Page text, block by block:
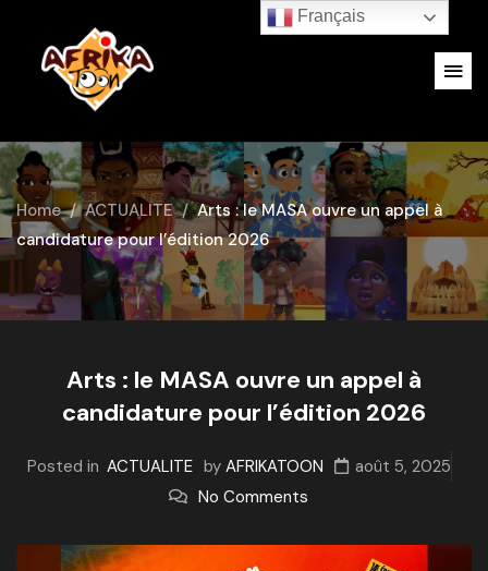
Home ACTUALITE
Arts : le MASA ouvre un appel à
candidature pour l’édition 2026
Arts : le MASA ouvre un appel à
candidature pour l’édition 2026
Posted in ACTUALITE by AFRIKATOON
août 5, 2025
No Comments
Français